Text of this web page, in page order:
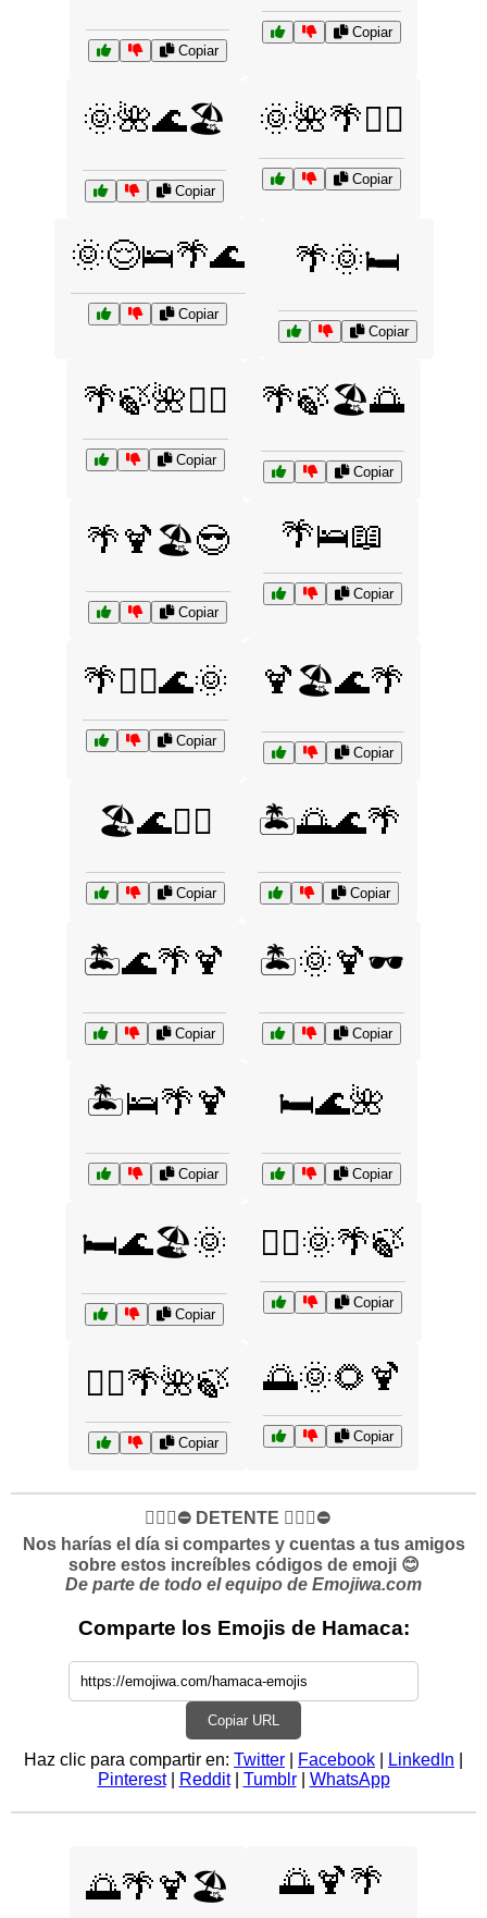
Copiar
Copiar
🌞🌺🌊🏖️
Copiar
🌞🌺🌴🧘‍♀️
Copiar
🌞😌🛌🌴🌊
Copiar
🌴🌞🛏️
Copiar
🌴🍃🌺🧘‍♂️
Copiar
🌴🍃🏖️🌅
Copiar
🌴🍹🏖️😎
Copiar
🌴🛌📖
Copiar
🌴🧘‍♂️🌊🌞
Copiar
🍹🏖️🌊🌴
Copiar
🏖️🌊🧘‍♀️
Copiar
🏝️🌅🌊🌴
Copiar
🏝️🌊🌴🍹
Copiar
🏝️🌞🍹🕶️
Copiar
🏝️🛌🌴🍹
Copiar
🛏️🌊🌺
Copiar
🛏️🌊🏖️🌞
Copiar
🧘‍♀️🌞🌴🍃
Copiar
🧘‍♂️🌴🌺🍃
Copiar
🌅🌞🌻🍹
Copiar
✋🏻🛑⛔️ DETENTE ✋🏻🛑⛔️
Nos harías el día si compartes y cuentas a tus amigos
sobre estos increíbles códigos de emoji 😊
De parte de todo el equipo de Emojiwa.com
Comparte los Emojis de Hamaca:
Copiar URL
Haz clic para compartir en: Twitter Facebook LinkedIn
Pinterest| Reddit| Tumblr| WhatsApp
🌅🌴🍹🏖️ 🌅🍹🌴